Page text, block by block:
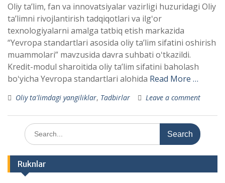
Oliy taʼlim, fan va innovatsiyalar vazirligi huzuridagi Oliy
taʼlimni rivojlantirish tadqiqotlari va ilgʻor
texnologiyalarni amalga tatbiq etish markazida
“Yevropa standartlari asosida oliy taʼlim sifatini oshirish
muammolari” mavzusida davra suhbati oʻtkazildi.
Kredit-modul sharoitida oliy taʼlim sifatini baholash
boʻyicha Yevropa standartlari alohida Read More …
Oliy ta'limdagi yangiliklar, Tadbirlar Leave a comment
Search
for:
Ruknlar